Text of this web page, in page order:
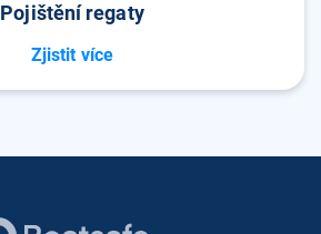
Pojištění regaty
Zjistit více